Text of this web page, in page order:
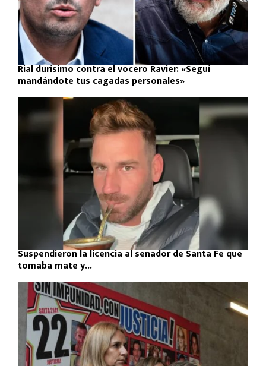
Rial durísimo contra el vocero Ravier: «Seguí
mandándote tus cagadas personales»
Suspendieron la licencia al senador de Santa Fe que
tomaba mate y...